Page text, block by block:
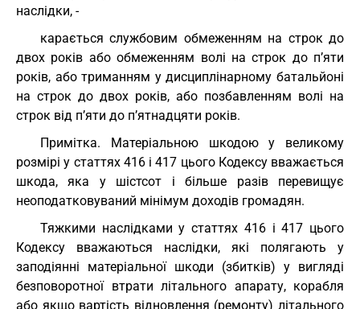
наслідки, -
карається службовим обмеженням на строк до
двох років або обмеженням волі на строк до п’яти
років, або триманням у дисциплінарному батальйоні
на строк до двох років, або позбавленням волі на
строк від п’яти до п’ятнадцяти років.
Примітка. Матеріальною шкодою у великому
розмірі у статтях 416 і 417 цього Кодексу вважається
шкода, яка у шістсот і більше разів перевищує
неоподатковуваний мінімум доходів громадян.
Тяжкими наслідками у статтях 416 і 417 цього
Кодексу вважаються наслідки, які полягають у
заподіянні матеріальної шкоди (збитків) у вигляді
безповоротної втрати літального апарату, корабля
або якщо вартість відновлення (ремонту) літального